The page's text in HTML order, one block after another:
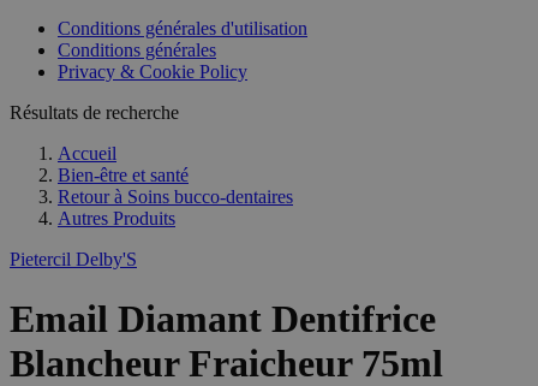
Conditions générales d'utilisation
Conditions générales
Privacy & Cookie Policy
Résultats de recherche
Accueil
Bien-être et santé
Retour à Soins bucco-dentaires
Autres Produits
Pietercil Delby'S
Email Diamant Dentifrice
Blancheur Fraicheur 75ml